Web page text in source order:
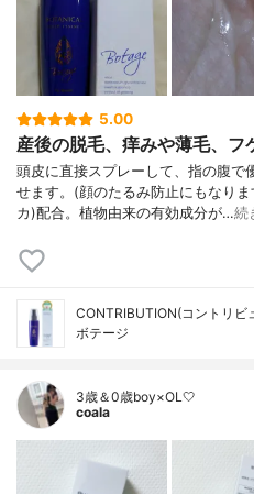
5.00
産後の脱毛、痒みや薄毛、フ
頭皮に直接スプレーして、指の腹で
せます。(顔のたるみ防止にもなり
カ)配合。植物由来の有効成分が…続
CONTRIBUTION(コントリビ
ボテージ
3歳＆0歳boy×OL🤍
coala